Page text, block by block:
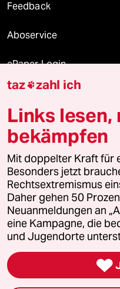
Feedback
Aboservice
ePaper Login
Downloads für
© 2026 taz Verlags und
Alle Rechte vorbehalten. Bei
wenden Sie sich bitte an
Feedback
Leitlinie Informant
Seitenwende
taz zahl ich
Links lesen,
bekämpfen
Mit doppelter Kraft für
Besonders jetzt
Rechtsextremismus
Daher gehen 50
Neuanmeldungen an
eine Kampagne, die
und Jugendorte
